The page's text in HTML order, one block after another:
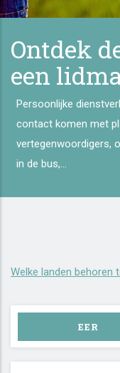
Ontdek
een
Persoonlijke
contact komen met
vertegenwoordigers,
in de bus,...
Welke landen behoren
EER